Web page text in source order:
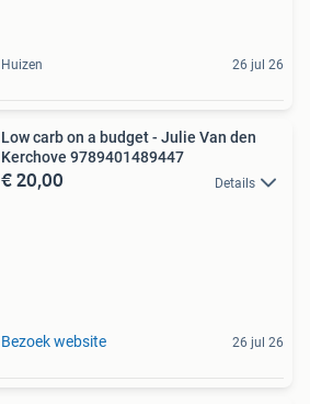
Huizen 26 jul 26
Low carb on a budget - Julie Van den
Kerchove 9789401489447
€ 20,00 Details
Bezoek website 26 jul 26